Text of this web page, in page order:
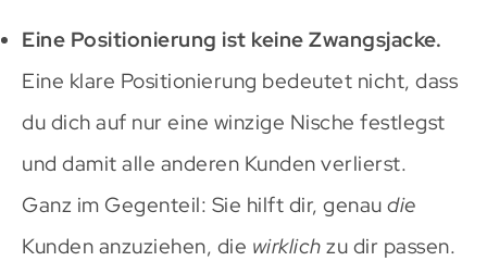
Eine Positionierung ist keine Zwangsjacke.
Eine klare Positionierung bedeutet nicht, dass
du dich auf nur eine winzige Nische festlegst
und damit alle anderen Kunden verlierst.
Ganz im Gegenteil: Sie hilft dir, genau die
Kunden anzuziehen, die wirklich zu dir passen.